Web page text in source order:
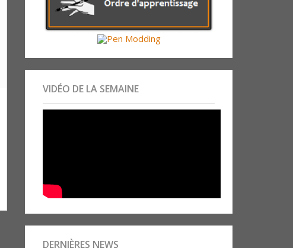
VIDÉO DE LA SEMAINE
DERNIÈRES NEWS